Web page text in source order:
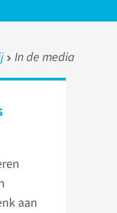
In de media
aan